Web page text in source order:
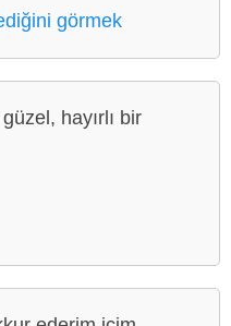
görmek
hayırlı bir